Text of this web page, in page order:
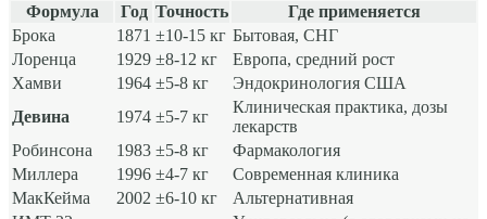
Формула Год Точность
Где применяется
Брока
1871 ±10-15 кг Бытовая, СНГ
Лоренца
1929 ±8-12 кг
Европа, средний рост
Хамви
1964 ±5-8 кг
Эндокринология США
Девина
1974 ±5-7 кг
Клиническая практика, дозы
лекарств
Робинсона
1983 ±5-8 кг
Фармакология
Миллера
1996 ±4-7 кг
Современная клиника
МакКейма
2002 ±6-10 кг
Альтернативная